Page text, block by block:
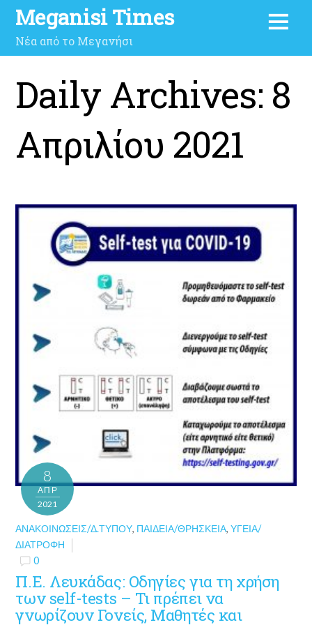
Meganisi Times
Νέα από το Μεγανήσι
Daily Archives: 8
Απριλίου 2021
8
ΑΠΡ
2021
ΑΝΑΚΟΙΝΏΣΕΙΣ/Δ.ΤΎΠΟΥ, ΠΑΙΔΕΊΑ/ΘΡΗΣΚΕΊΑ,ΥΓΕΊΑ/
ΔΙΑΤΡΟΦΉ
0
Π.Ε. Λευκάδας: Οδηγίες για τη χρήση
των self-tests – Τι πρέπει να
γνωρίζουν Γονείς, Μαθητές και